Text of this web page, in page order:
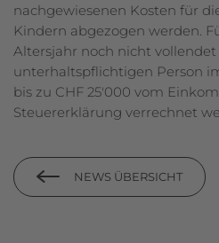
nachgewiesenen Kosten für
Kindern abgezogen werden.
Altersjahr noch nicht
unterhaltspflichtigen Person
bis zu CHF 25'000 vom
Steuererklärung verrechnet
NEWS ÜBERSICHT